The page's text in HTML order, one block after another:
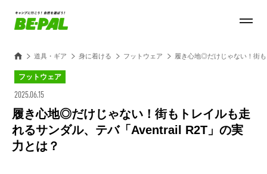
道具・ギア 身に着ける フットウェア 履き心地◎だけじゃない！街
フットウェア
2025.06.15
履き心地◎だけじゃない！街もトレイルも走
れるサンダル、テバ「Aventrail R2T」の実
力とは？